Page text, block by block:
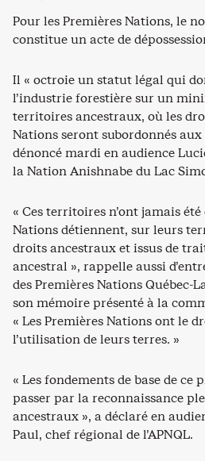
Pour les Premières Nations, le
constitue un acte de
Il « octroie un statut légal qui
l’industrie forestière sur un
territoires ancestraux, où les
Nations seront subordonnés
dénoncé mardi en audience
la Nation Anishnabe du Lac
« Ces territoires n’ont jamais été
Nations détiennent, sur leurs
droits ancestraux et issus de
ancestral », rappelle aussi
des Premières Nations Québec-
son mémoire présenté à la
« Les Premières Nations ont le
l’utilisation de leurs terres. »
« Les fondements de base de ce
passer par la reconnaissance
ancestraux », a déclaré en
Paul, chef régional de l’APNQL.